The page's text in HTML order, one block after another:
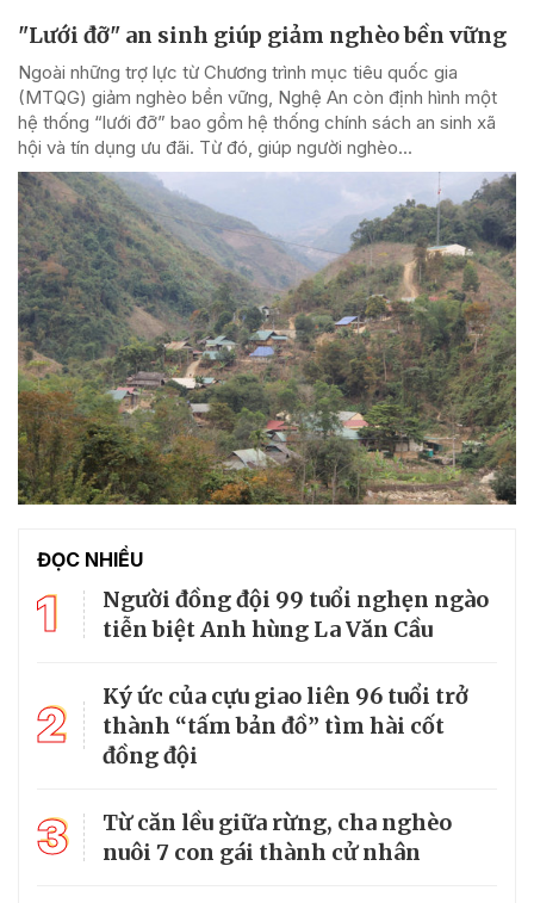
"Lưới đỡ" an sinh giúp giảm nghèo bền vững
Ngoài những trợ lực từ Chương trình mục tiêu quốc gia
(MTQG) giảm nghèo bền vững, Nghệ An còn định hình một
hệ thống “lưới đỡ” bao gồm hệ thống chính sách an sinh xã
hội và tín dụng ưu đãi. Từ đó, giúp người nghèo...
ĐỌC NHIỀU
1
Người đồng đội 99 tuổi nghẹn ngào
tiễn biệt Anh hùng La Văn Cầu
2
Ký ức của cựu giao liên 96 tuổi trở
thành “tấm bản đồ” tìm hài cốt
đồng đội
3
Từ căn lều giữa rừng, cha nghèo
nuôi 7 con gái thành cử nhân